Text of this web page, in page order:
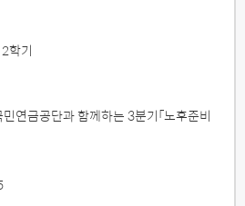
학기
연금공단과 함께하는 3분기「노후준비